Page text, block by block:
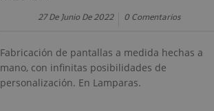
27 De Junio De 2022 0 Comentarios
Fabricación de pantallas a medida hechas a
mano, con infinitas posibilidades de
personalización. En Lamparas.